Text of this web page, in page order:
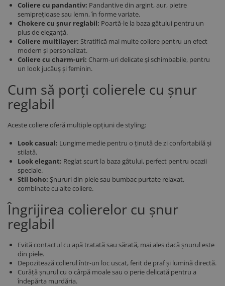
Coliere cu pandantiv: Pandantive din argint, aur, pietre
semiprețioase sau lemn, în forme variate.
Chokere cu șnur reglabil: Poartă-le la baza gâtului pentru un
plus de eleganță.
Coliere multilayer: Stratifică mai multe coliere pentru un efect
modern și personalizat.
Coliere cu charm-uri: Charm-uri delicate și schimbabile, pentru
un look jucăuș și feminin.
Cum să porți colierele cu șnur
reglabil
Aceste coliere oferă multiple opțiuni de styling:
Look casual: Lungime medie pentru o ținută de zi confortabilă și
stilată.
Look elegant: Reglat scurt la baza gâtului, perfect pentru ocazii
speciale.
Stil boho: Șnururi din piele sau bumbac purtate relaxat,
combinate cu alte coliere.
Îngrijirea colierelor cu șnur
reglabil
Evită contactul cu apă tratată sau sărată, mai ales dacă șnurul este
din piele.
Depozitează colierul într-un loc uscat, ferit de praf și lumină directă.
Curăță șnurul cu o cârpă moale sau o perie delicată pentru a
îndepărta murdăria.